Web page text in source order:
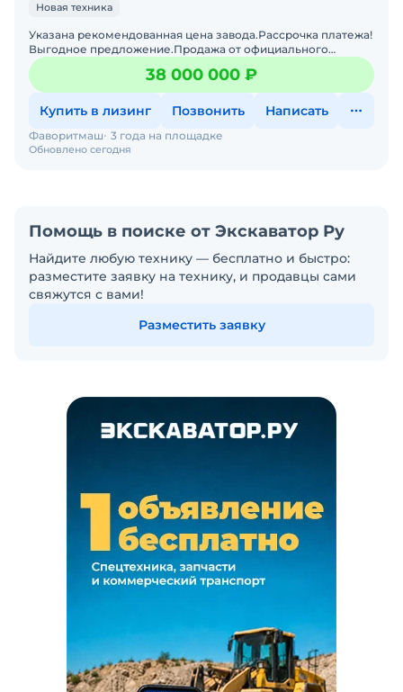
Новая техника
Указана рекомендованная цена завода.Рассрочка платежа!
Выгодное предложение.Продажа от официального
дистрибьютора в России.Технологии: Бельгия.Без
наработки по
38 000 000 ₽
Купить в лизинг Позвонить Написать
Обновлено сегодня
Фаворитмаш 3 года на площадке
Помощь в поиске от Экскаватор Ру
Найдите любую технику — бесплатно и быстро:
разместите заявку на технику, и продавцы сами
свяжутся с вами!
Разместить заявку